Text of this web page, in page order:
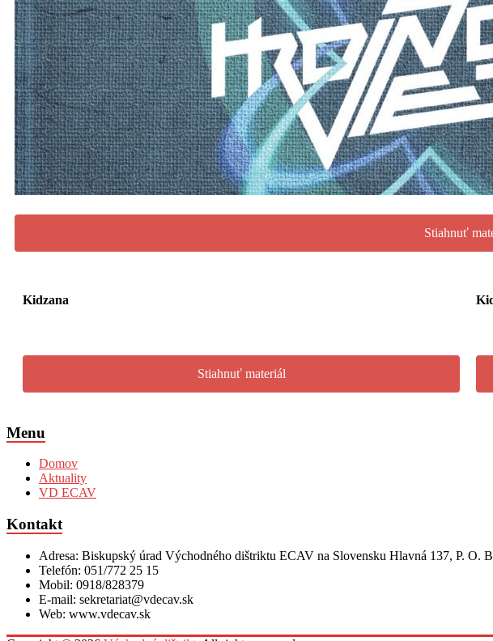
Stiahnuť
Kidzana
Stiahnuť materiál
Menu
Domov
Aktuality
VD ECAV
Kontakt
Adresa: Biskupský úrad Východného dištriktu ECAV na Slovensku Hlavná 137, P. O.
Telefón: 051/772 25 15
Mobil: 0918/828379
E-mail: sekretariat@vdecav.sk
Web: www.vdecav.sk